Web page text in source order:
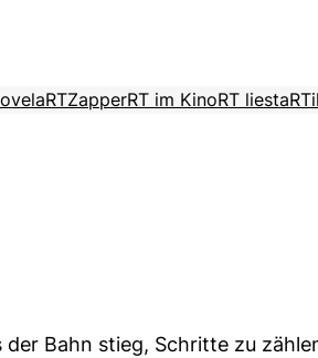
RTZapperRT im KinoRT liest
Bahn stieg, Schritte zu